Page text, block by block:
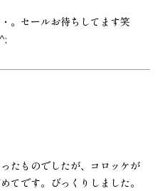
。セールお待ちしてます笑
たものでしたが、コロッケが
てです。びっくりしました。